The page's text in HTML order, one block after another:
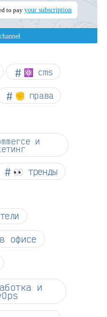
⚛ cms
✊ права
и
👀 тренды
офисе
и